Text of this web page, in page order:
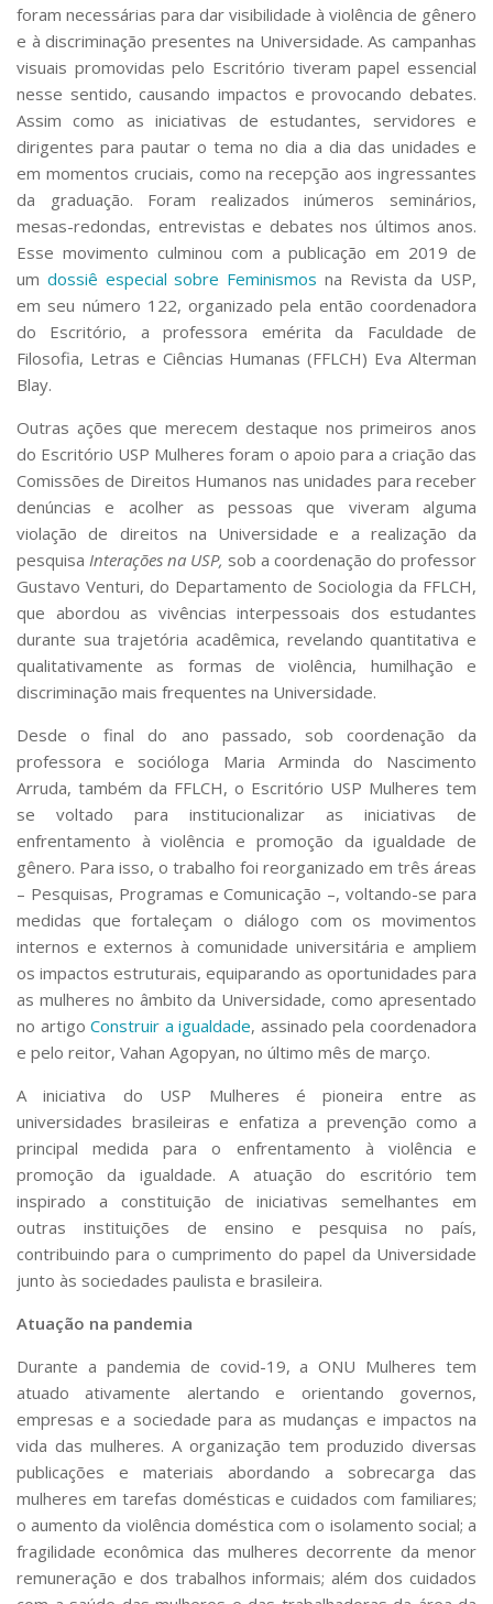
foram necessárias para dar visibilidade à violência de gênero
e à discriminação presentes na Universidade. As campanhas
visuais promovidas pelo Escritório tiveram papel essencial
nesse sentido, causando impactos e provocando debates.
Assim como as iniciativas de estudantes, servidores e
dirigentes para pautar o tema no dia a dia das unidades e
em momentos cruciais, como na recepção aos ingressantes
da graduação. Foram realizados inúmeros seminários,
mesas-redondas, entrevistas e debates nos últimos anos.
Esse movimento culminou com a publicação em 2019 de
um dossiê especial sobre Feminismos na Revista da USP,
em seu número 122, organizado pela então coordenadora
do Escritório, a professora emérita da Faculdade de
Filosofia, Letras e Ciências Humanas (FFLCH) Eva Alterman
Blay.
Outras ações que merecem destaque nos primeiros anos
do Escritório USP Mulheres foram o apoio para a criação das
Comissões de Direitos Humanos nas unidades para receber
denúncias e acolher as pessoas que viveram alguma
violação de direitos na Universidade e a realização da
pesquisa Interações na USP, sob a coordenação do professor
Gustavo Venturi, do Departamento de Sociologia da FFLCH,
que abordou as vivências interpessoais dos estudantes
durante sua trajetória acadêmica, revelando quantitativa e
qualitativamente as formas de violência, humilhação e
discriminação mais frequentes na Universidade.
Desde o final do ano passado, sob coordenação da
professora e socióloga Maria Arminda do Nascimento
Arruda, também da FFLCH, o Escritório USP Mulheres tem
se voltado para institucionalizar as iniciativas de
enfrentamento à violência e promoção da igualdade de
gênero. Para isso, o trabalho foi reorganizado em três áreas
– Pesquisas, Programas e Comunicação –, voltando-se para
medidas que fortaleçam o diálogo com os movimentos
internos e externos à comunidade universitária e ampliem
os impactos estruturais, equiparando as oportunidades para
as mulheres no âmbito da Universidade, como apresentado
no artigoConstruir a igualdade, assinado pela coordenadora
e pelo reitor, Vahan Agopyan, no último mês de março.
A iniciativa do USP Mulheres é pioneira entre as
universidades brasileiras e enfatiza a prevenção como a
principal medida para o enfrentamento à violência e
promoção da igualdade. A atuação do escritório tem
inspirado a constituição de iniciativas semelhantes em
outras instituições de ensino e pesquisa no país,
contribuindo para o cumprimento do papel da Universidade
junto às sociedades paulista e brasileira.
Atuação na pandemia
Durante a pandemia de covid-19, a ONU Mulheres tem
atuado ativamente alertando e orientando governos,
empresas e a sociedade para as mudanças e impactos na
vida das mulheres. A organização tem produzido diversas
publicações e materiais abordando a sobrecarga das
mulheres em tarefas domésticas e cuidados com familiares;
o aumento da violência doméstica com o isolamento social; a
fragilidade econômica das mulheres decorrente da menor
remuneração e dos trabalhos informais; além dos cuidados